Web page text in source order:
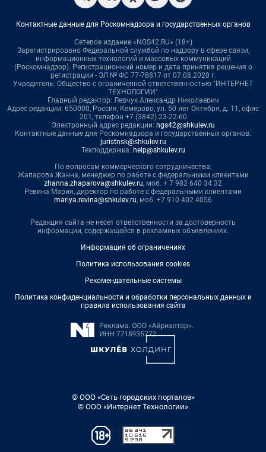
Контактные данные для Роскомнадзора и государственных органов
Сетевое издание «NGS42.RU» (18+)
Зарегистрировано Федеральной службой по надзору в сфере связи,
информационных технологий и массовых коммуникаций
(Роскомнадзор). Регистрационный номер и дата принятия решения о
регистрации - ЭЛ № ФС 77-78817 от 07.08.2020 г.
Учредитель: Общество с ограниченной ответственностью "ИНТЕРНЕТ
ТЕХНОЛОГИИ"
Главный редактор: Левчук Александр Николаевич
Адрес редакции: 650000, Россия, Кемерово, ул. 50 лет Октября, д. 11, офис
201, телефон +7 (3842) 23-22-60
Электронный адрес редакции: ngs42@shkulev.ru
Контактные данные для Роскомнадзора и государственных органов:
juristnsk@shkulev.ru
Техподдержка: help@shkulev.ru
По вопросам коммерческого сотрудничества:
Жапарова Жанна, менеджер по работе с федеральными клиентами
zhanna.zhaparova@shkulev.ru, моб. + 7 982 640 34 32
Ревина Мария, директор по работе с федеральными клиентами
mariya.revina@shkulev.ru, моб. +7 910 402 4056
Редакция сайта не несет ответственности за достоверность
информации, содержащейся в рекламных объявлениях.
Информация об ограничениях
Политика использования cookies
Рекомендательные системы
Политика конфиденциальности и обработки персональных данных и
правила использования сайта
© ООО «Сеть городских порталов»
© ООО «Интернет Технологии»